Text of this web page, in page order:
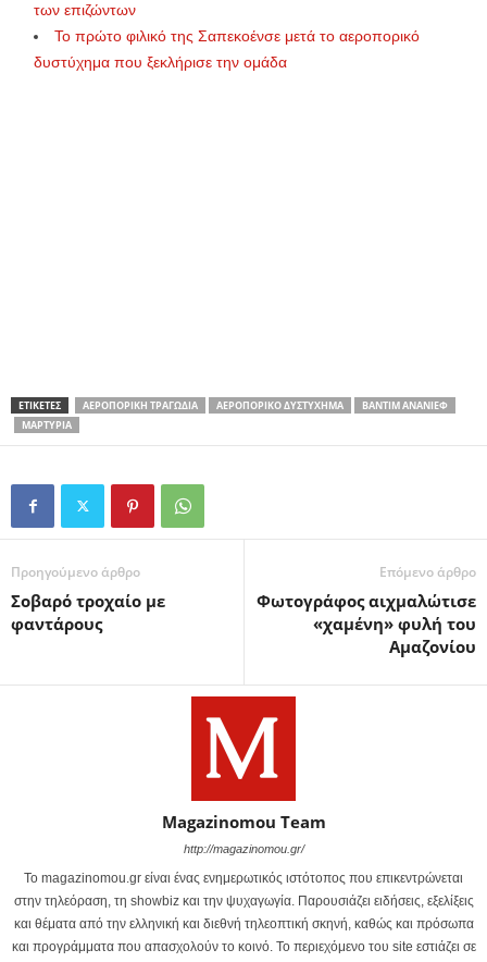
των επιζώντων
Το πρώτο φιλικό της Σαπεκοένσε μετά το αεροπορικό
δυστύχημα που ξεκλήρισε την ομάδα
ΕΤΙΚΕΤΕΣ ΑΕΡΟΠΟΡΙΚΉ ΤΡΑΓΩΔΊΑ ΑΕΡΟΠΟΡΙΚΌ ΔΥΣΤΎΧΗΜΑ
ΒΑΝΤΊΜ ΑΝΑΝΊΕΦ
ΜΑΡΤΥΡΊΑ
Προηγούμενο άρθρο
Σοβαρό τροχαίο με
φαντάρους
Επόμενο άρθρο
Φωτογράφος αιχμαλώτισε
«χαμένη» φυλή του
Αμαζονίου
Magazinomou Team
http://magazinomou.gr/
Το magazinomou.gr είναι ένας ενημερωτικός ιστότοπος που επικεντρώνεται
στην τηλεόραση, τη showbiz και την ψυχαγωγία. Παρουσιάζει ειδήσεις, εξελίξεις
και θέματα από την ελληνική και διεθνή τηλεοπτική σκηνή, καθώς και πρόσωπα
και προγράμματα που απασχολούν το κοινό. Το περιεχόμενο του site εστιάζει σε